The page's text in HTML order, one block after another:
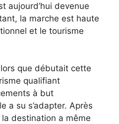
aujourd’hui devenue
la marche est haute
et le tourisme
que débutait cette
qualifiant
à but
a su s’adapter. Après
destination a même